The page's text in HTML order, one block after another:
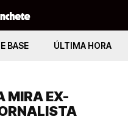
BASE ÚLTIMA HORA
MIRA EX-